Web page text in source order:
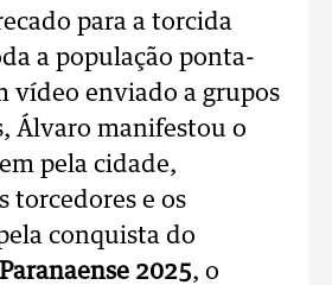
para a torcida
a população ponta-
vídeo enviado a grupos
Álvaro manifestou o
pela cidade,
torcedores e os
conquista do
2025, o